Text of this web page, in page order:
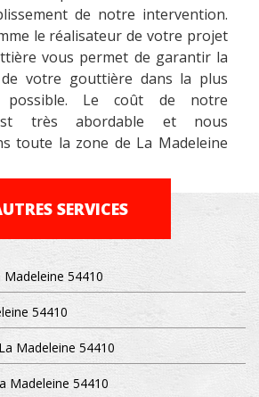
de notre intervention.
le réalisateur de votre projet
vous permet de garantir la
votre gouttière dans la plus
possible. Le coût de notre
très abordable et nous
toute la zone de La Madeleine
SERVICES
54410
54410
Madeleine 54410
Madeleine 54410